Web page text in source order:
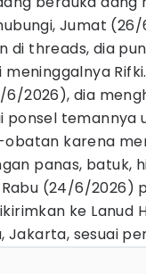
Jumat
di threads, dia
6/2026), dia
ponsel temannya
karena
panas, batuk,
(24/6/2026)
ke Lanud
Jakarta, sesuai